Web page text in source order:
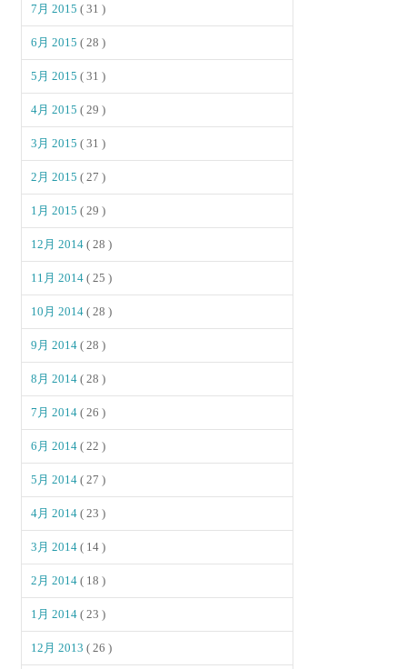
7月 2015( 31 )
6月 2015( 28 )
5月 2015( 31 )
4月 2015( 29 )
3月 2015( 31 )
2月 2015( 27 )
1月 2015( 29 )
12月 2014( 28 )
11月 2014( 25 )
10月 2014( 28 )
9月 2014( 28 )
8月 2014( 28 )
7月 2014( 26 )
6月 2014( 22 )
5月 2014( 27 )
4月 2014( 23 )
3月 2014( 14 )
2月 2014( 18 )
1月 2014( 23 )
12月 2013( 26 )